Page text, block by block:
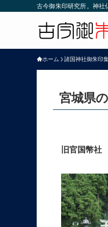
古今御朱印研究所。神社
ホーム 諸国神社御朱印
宮城県
旧官国幣社